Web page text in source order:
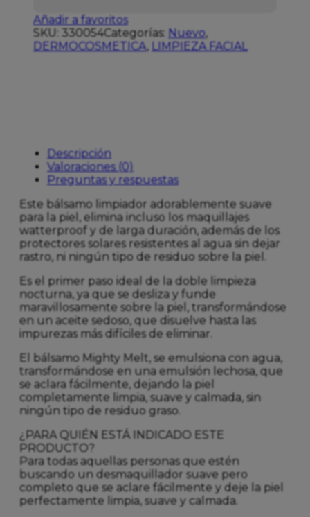
Añadir a favoritos
SKU: 330054Categorías: Nuevo,
DERMOCOSMETICA, LIMPIEZA FACIAL
Descripción
Valoraciones (0)
Preguntas y respuestas
Este bálsamo limpiador adorablemente suave
para la piel, elimina incluso los maquillajes
watterproof y de larga duración, además de los
protectores solares resistentes al agua sin dejar
rastro, ni ningún tipo de residuo sobre la piel.
Es el primer paso ideal de la doble limpieza
nocturna, ya que se desliza y funde
maravillosamente sobre la piel, transformándose
en un aceite sedoso, que disuelve hasta las
impurezas más difíciles de eliminar.
El bálsamo Mighty Melt, se emulsiona con agua,
transformándose en una emulsión lechosa, que
se aclara fácilmente, dejando la piel
completamente limpia, suave y calmada, sin
ningún tipo de residuo graso.
¿PARA QUIÉN ESTÁ INDICADO ESTE
PRODUCTO?
Para todas aquellas personas que estén
buscando un desmaquillador suave pero
completo que se aclare fácilmente y deje la piel
perfectamente limpia, suave y calmada.